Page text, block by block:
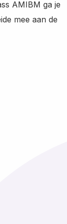
AMIBM ga je
mee aan de